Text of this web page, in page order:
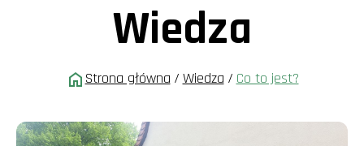
Wiedza
Strona główna / Wiedza / Co to jest?